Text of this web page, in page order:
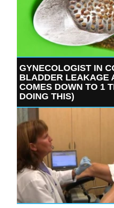
GYNECOLOGIST IN
BLADDER LEAKAGE
COMES DOWN TO 1
DOING THIS)